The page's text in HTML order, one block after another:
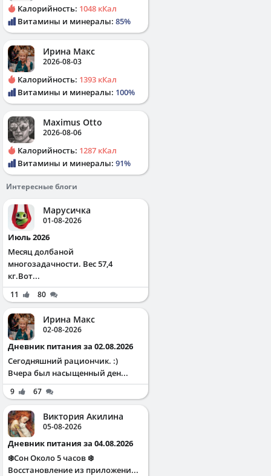
Калорийность: 1048 кКал
Витамины и минералы: 85%
Ирина Макс
2026-08-03
Калорийность: 1393 кКал
Витамины и минералы: 100%
Maximus Otto
2026-08-06
Калорийность: 1287 кКал
Витамины и минералы: 91%
Интересные блоги
Марусичка
01-08-2026
Июль 2026
Месяц долбаной
многозадачности. Вес 57,4
кг.Вот...
11 80
Ирина Макс
02-08-2026
Дневник питания за 02.08.2026
Сегодняшний рациончик. :)
Вчера был насыщенный ден...
9 67
Виктория Акилина
05-08-2026
Дневник питания за 04.08.2026
❄️Сон Около 5 часов ❄️
Восстановление из приложени...